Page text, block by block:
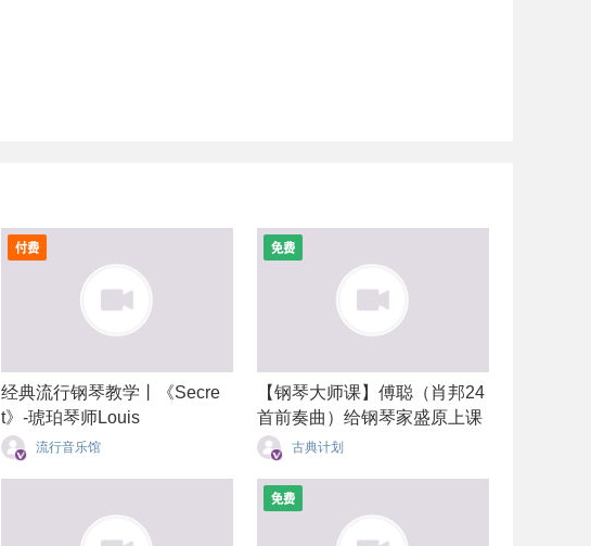
经典流行钢琴教学丨《Secre
t》-琥珀琴师Louis
流行音乐馆
【钢琴大师课】傅聪（肖邦24
首前奏曲）给钢琴家盛原上课
古典计划